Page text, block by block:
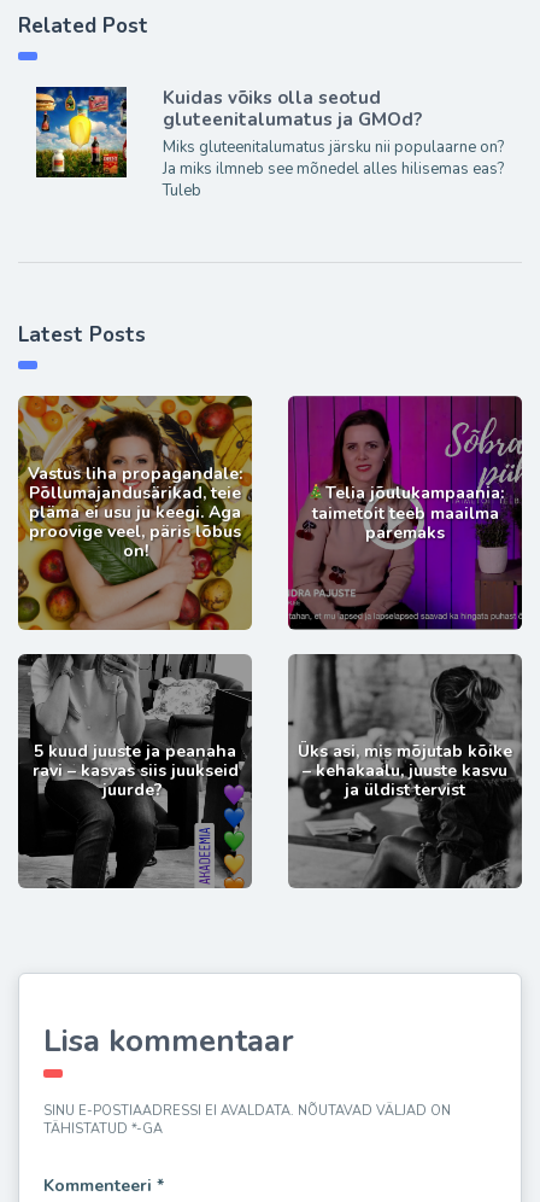
Related Post
Kuidas võiks olla seotud
gluteenitalumatus ja GMOd?
Miks gluteenitalumatus järsku nii populaarne on?
Ja miks ilmneb see mõnedel alles hilisemas eas?
Tuleb
Latest Posts
Vastus liha propagandale:
Põllumajandusärikad, teie
pläma ei usu ju keegi. Aga
proovige veel, päris lõbus
on!
Telia jõulukampaania:
taimetoit teeb maailma
paremaks
5 kuud juuste ja peanaha
ravi – kasvas siis juukseid
juurde?
Üks asi, mis mõjutab kõike
– kehakaalu, juuste kasvu
ja üldist tervist
Lisa kommentaar
SINU E-POSTIAADRESSI EI AVALDATA. NÕUTAVAD VÄLJAD ON
TÄHISTATUD *-GA
Kommenteeri *